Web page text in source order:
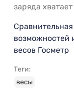
заряда
возможностей
весов Госметр
Теги:
весы